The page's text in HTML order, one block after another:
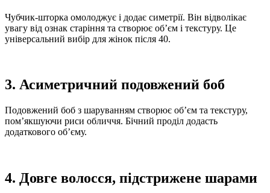
Чубчик-шторка омолоджує і додає симетрії. Він відволікає
увагу від ознак старіння та створює об’єм і текстуру. Це
універсальний вибір для жінок після 40.
3. Асиметричний подовжений боб
Подовжений боб з шаруванням створює об’єм та текстуру,
пом’якшуючи риси обличчя. Бічний проділ додасть
додаткового об’єму.
4. Довге волосся, підстрижене шарами